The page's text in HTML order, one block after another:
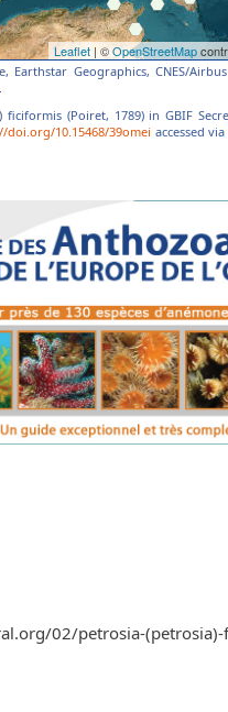
Geographics, CNES/Airbus
(Poiret, 1789) in GBIF
doi.org/10.15468/39omei accessed via
02/petrosia-(petrosia)-